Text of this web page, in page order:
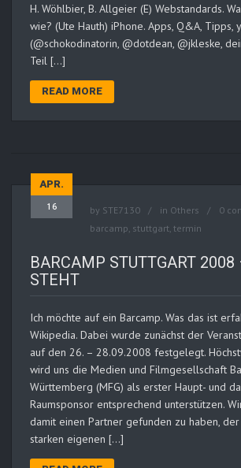
H. Wöhlbier, B. Allgeier (E) Webstandards.
wie? (Ute Hauth) iPhone. Apps, Q&A, Tipps,
(@schokodinatorin, @dotdean, @jkleske,
Teil […]
READ MORE
APR.
16 by STE7130 in Others 0
barcamp stuttgart termin
BARCAMP STUTTGART
STEHT
Ich möchte auf ein Barcamp. Was das ist
Wikipedia. Dabei wurde zunächst der
auf den 26. – 28.09.2008 festgelegt.
wird uns die Medien und Filmgesellschaft
Württemberg (MFG) als erster Haupt- und
Raumsponsor entsprechend unterstützen.
damit einen Partner gefunden zu haben,
starken eigenen […]